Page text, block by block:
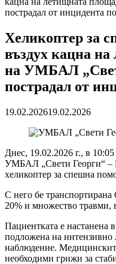
пострадал от инцидента
Хеликоптер за
въздух кацна
на УМБАЛ
пострадал от
19.02.202619.02.2026
Днес, 19.02.2026 г., в
УМБАЛ „Свети Георги“ –
хеликоптер за спешна
С него бе
20% и множество травми,
Пациентката е настанена
подложена на интензивно
наблюдение.
необходими грижи за